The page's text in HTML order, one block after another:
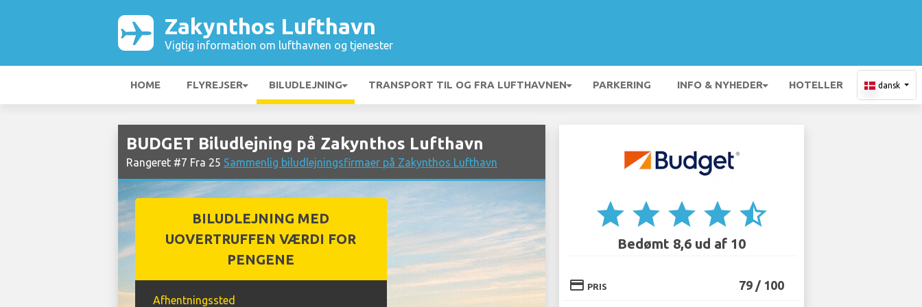
Zakynthos Lufthavn
Vigtig information om lufthavnen og tjenester
HOME FLYREJSER BILUDLEJNING TRANSPORT TIL OG FRA LUFTHAVNEN PARKERING INFO & NYHEDER HOTELLER dansk
BUDGET Biludlejning på Zakynthos Lufthavn
Rangeret #7 Fra 25 Sammenlig biludlejningsfirmaer på Zakynthos Lufthavn
BILUDLEJNING MED
UOVERTRUFFEN VÆRDI FOR
PENGENE
Afhentningssted
star star star star star_half
Bedømt 8,6 ud af 10
credit_card PRIS 79 / 100